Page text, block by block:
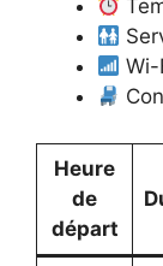
Heure
de
départ